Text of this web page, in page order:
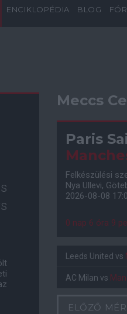
ENCIKLOPÉDIA BLOG
Meccs
Paris
Felkészülési
Nya Ullevi,
2026-08-08
0 nap 6 óra 9
Leeds United vs
AC Milan vs
ELŐZŐ